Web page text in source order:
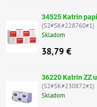
34525 Katrin
(S2#SK#228760#1)
Skladom
38,79 €
36220 Katrin ZZ
(S2#SK#230872#1)
Skladom